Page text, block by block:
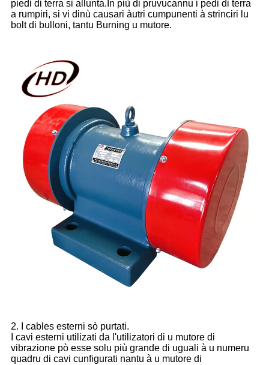
piedi di terra si allunta.In più di pruvucannu i pedi di terra
a rumpiri, si vi dinù causari àutri cumpunenti à strinciri lu
bolt di bulloni, tantu Burning u mutore.
2. I cables esterni sò purtati.
I cavi esterni utilizati da l'utilizatori di u mutore di
vibrazione pò esse solu più grande di uguali à u numeru
quadru di cavi cunfigurati nantu à u mutore di